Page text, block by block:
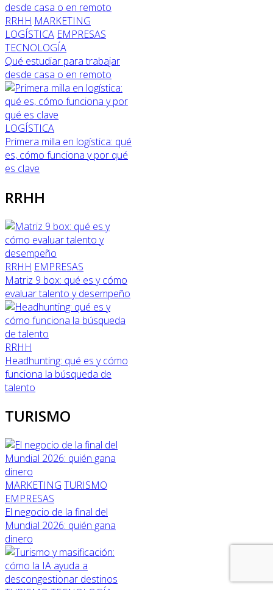
RRHH MARKETING
LOGÍSTICA EMPRESAS
TECNOLOGÍA
Qué estudiar para trabajar
desde casa o en remoto
LOGÍSTICA
Primera milla en logística: qué
es, cómo funciona y por qué
es clave
RRHH
RRHH EMPRESAS
Matriz 9 box: qué es y cómo
evaluar talento y desempeño
RRHH
Headhunting: qué es y cómo
funciona la búsqueda de
talento
TURISMO
MARKETING TURISMO
EMPRESAS
El negocio de la final del
Mundial 2026: quién gana
dinero